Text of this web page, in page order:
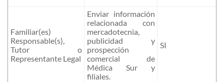
Familiar(es)
Responsable(s),
Tutor o
Representante Legal
Enviar información
relacionada con
mercadotecnia,
publicidad y
prospección
comercial de
Médica Sur y
filiales.
SI